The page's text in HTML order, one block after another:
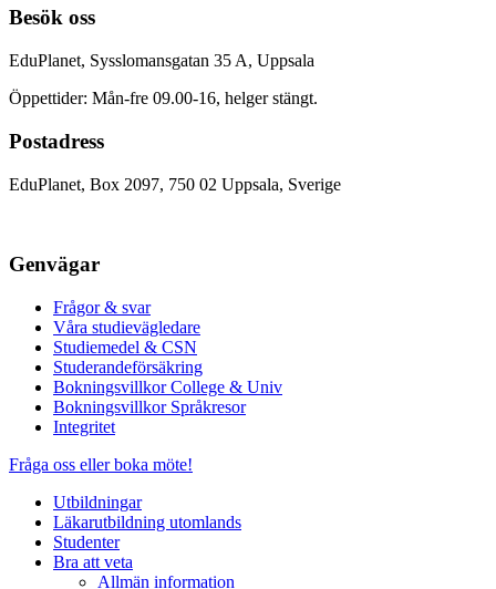
Besök oss
EduPlanet, Sysslomansgatan 35 A, Uppsala
Öppettider: Mån-fre 09.00-16, helger stängt.
Postadress
EduPlanet, Box 2097, 750 02 Uppsala, Sverige
Genvägar
Frågor & svar
Våra studievägledare
Studiemedel & CSN
Studerandeförsäkring
Bokningsvillkor College & Univ
Bokningsvillkor Språkresor
Integritet
Fråga oss eller boka möte!
Utbildningar
Läkarutbildning utomlands
Studenter
Bra att veta
Allmän information